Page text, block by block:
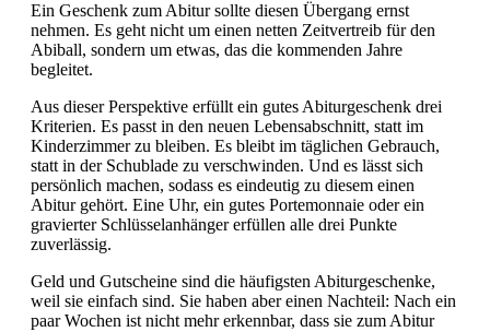
Ein Geschenk zum Abitur sollte diesen Übergang ernst
nehmen. Es geht nicht um einen netten Zeitvertreib für den
Abiball, sondern um etwas, das die kommenden Jahre
begleitet.
Aus dieser Perspektive erfüllt ein gutes Abiturgeschenk drei
Kriterien. Es passt in den neuen Lebensabschnitt, statt im
Kinderzimmer zu bleiben. Es bleibt im täglichen Gebrauch,
statt in der Schublade zu verschwinden. Und es lässt sich
persönlich machen, sodass es eindeutig zu diesem einen
Abitur gehört. Eine Uhr, ein gutes Portemonnaie oder ein
gravierter Schlüsselanhänger erfüllen alle drei Punkte
zuverlässig.
Geld und Gutscheine sind die häufigsten Abiturgeschenke,
weil sie einfach sind. Sie haben aber einen Nachteil: Nach ein
paar Wochen ist nicht mehr erkennbar, dass sie zum Abitur